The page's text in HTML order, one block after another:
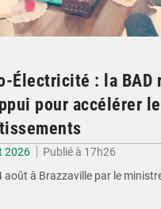
Électricité : la BAD
pour accélérer
2026
Publié à 17h26
août à Brazzaville par le